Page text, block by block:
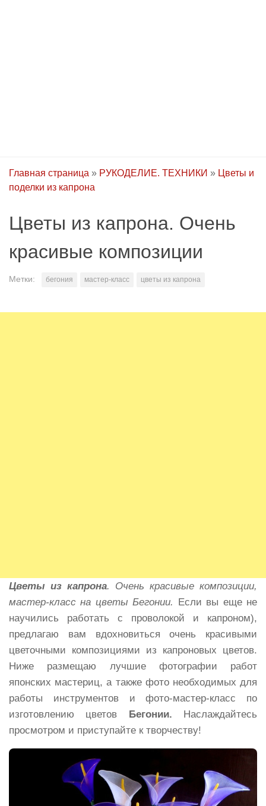
Главная страница » РУКОДЕЛИЕ. ТЕХНИКИ » Цветы и
поделки из капрона
Цветы из капрона. Очень
красивые композиции
Метки: бегония мастер-класс цветы из капрона
Цветы из капрона. Очень красивые композиции,
мастер-класс на цветы Бегонии. Если вы еще не
научились работать с проволокой и капроном),
предлагаю вам вдохновиться очень красивыми
цветочными композициями из капроновых цветов.
Ниже размещаю лучшие фотографии работ
японских мастериц, а также фото необходимых для
работы инструментов и фото-мастер-класс по
изготовлению цветов Бегонии. Наслаждайтесь
просмотром и приступайте к творчеству!